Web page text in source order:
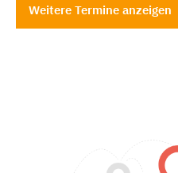
Weitere Termine anzeigen